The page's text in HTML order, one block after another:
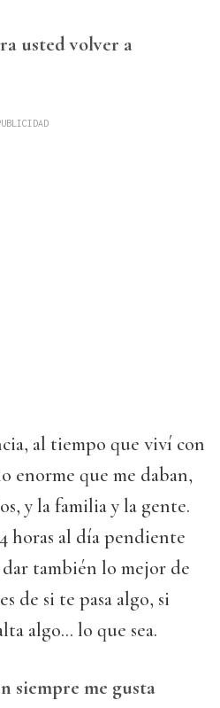
usted volver a
al tiempo que viví con
enorme que me daban,
y la familia y la gente.
horas al día pendiente
también lo mejor de
de si te pasa algo, si
algo... lo que sea.
siempre me gusta